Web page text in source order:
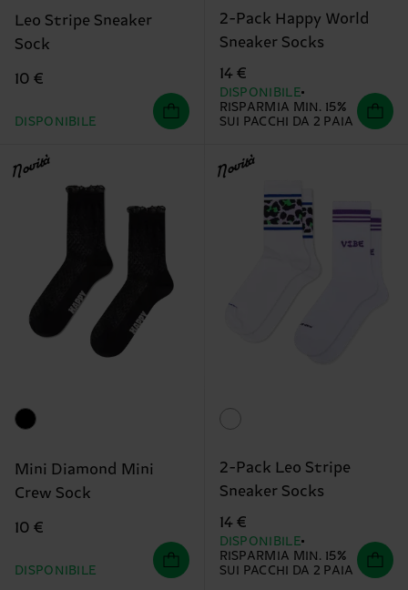
Leo Stripe Sneaker
Sock
10 €
DISPONIBILE
2-Pack Happy World
Sneaker Socks
14 €
DISPONIBILE
RISPARMIA MIN. 15%
SUI PACCHI DA 2 PAIA
Novità
Mini Diamond Mini
Crew Sock
10 €
DISPONIBILE
Novità
2-Pack Leo Stripe
Sneaker Socks
14 €
DISPONIBILE
RISPARMIA MIN. 15%
SUI PACCHI DA 2 PAIA